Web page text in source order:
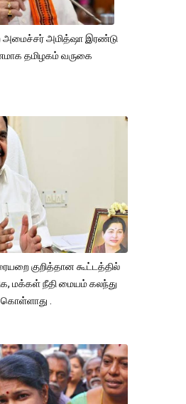
அமைச்சர் அமித்ஷா இரண்டு
தமிழகம் வருகை
குறித்தான கூட்டத்தில்
மக்கள் நீதி மையம் கலந்து
கொள்ளாது .